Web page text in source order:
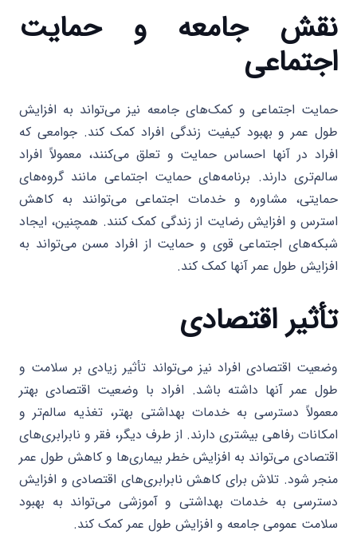
نقش جامعه و حمایت
اجتماعی
حمایت اجتماعی و کمک‌های جامعه نیز می‌تواند به افزایش
طول عمر و بهبود کیفیت زندگی افراد کمک کند. جوامعی که
افراد در آنها احساس حمایت و تعلق می‌کنند، معمولاً افراد
سالم‌تری دارند. برنامه‌های حمایت اجتماعی مانند گروه‌های
حمایتی، مشاوره و خدمات اجتماعی می‌توانند به کاهش
استرس و افزایش رضایت از زندگی کمک کنند. همچنین، ایجاد
شبکه‌های اجتماعی قوی و حمایت از افراد مسن می‌تواند به
افزایش طول عمر آنها کمک کند.
تأثیر اقتصادی
وضعیت اقتصادی افراد نیز می‌تواند تأثیر زیادی بر سلامت و
طول عمر آنها داشته باشد. افراد با وضعیت اقتصادی بهتر
معمولاً دسترسی به خدمات بهداشتی بهتر، تغذیه سالم‌تر و
امکانات رفاهی بیشتری دارند. از طرف دیگر، فقر و نابرابری‌های
اقتصادی می‌تواند به افزایش خطر بیماری‌ها و کاهش طول عمر
منجر شود. تلاش برای کاهش نابرابری‌های اقتصادی و افزایش
دسترسی به خدمات بهداشتی و آموزشی می‌تواند به بهبود
سلامت عمومی جامعه و افزایش طول عمر کمک کند.